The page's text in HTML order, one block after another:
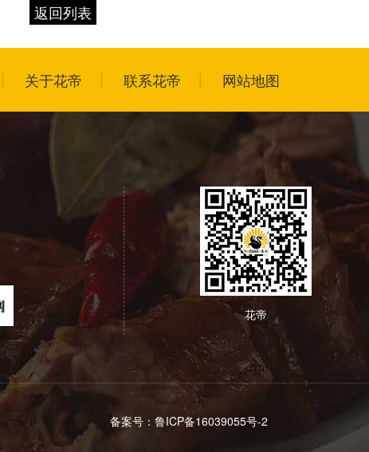
返回列表
关于花帝 联系花帝 网站地图
花帝
备案号： 鲁ICP备16039055号-2